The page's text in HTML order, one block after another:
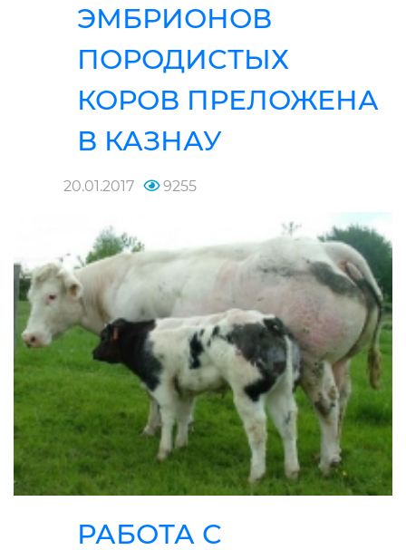
ЭМБРИОНОВ
ПОРОДИСТЫХ
КОРОВ ПРЕЛОЖЕНА
В КАЗНАУ
20.01.2017 9255
РАБОТА С